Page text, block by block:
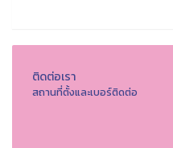
ติดต่อเรา
สถานที่ตั้งและเบอร์ติดต่อ